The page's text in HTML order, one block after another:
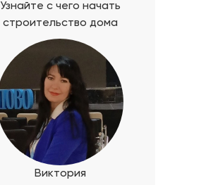
Узнайте с чего начать
строительство дома
Виктория